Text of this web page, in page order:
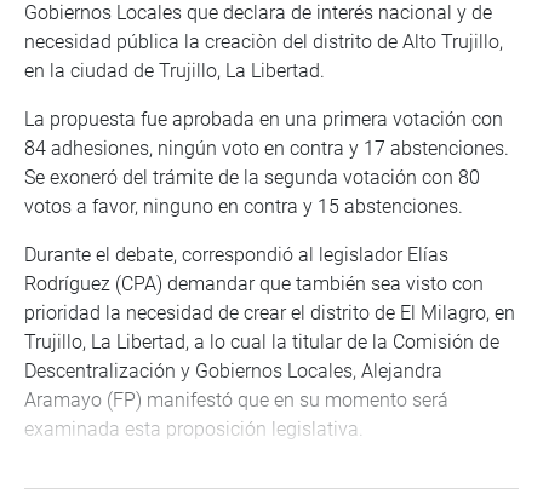
Gobiernos Locales que declara de interés nacional y de
necesidad pública la creaciòn del distrito de Alto Trujillo,
en la ciudad de Trujillo, La Libertad.
La propuesta fue aprobada en una primera votación con
84 adhesiones, ningún voto en contra y 17 abstenciones.
Se exoneró del trámite de la segunda votación con 80
votos a favor, ninguno en contra y 15 abstenciones.
Durante el debate, correspondió al legislador Elías
Rodríguez (CPA) demandar que también sea visto con
prioridad la necesidad de crear el distrito de El Milagro, en
Trujillo, La Libertad, a lo cual la titular de la Comisión de
Descentralización y Gobiernos Locales, Alejandra
Aramayo (FP) manifestó que en su momento será
examinada esta proposición legislativa.